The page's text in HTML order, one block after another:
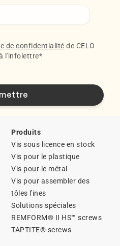
de confidentialité de CELO
l'infolettre*
Produits
Vis sous licence en stock
Vis pour le plastique
Vis pour le métal
Vis pour assembler des
tôles fines
Solutions spéciales
REMFORM® II HS™ screws
TAPTITE® screws